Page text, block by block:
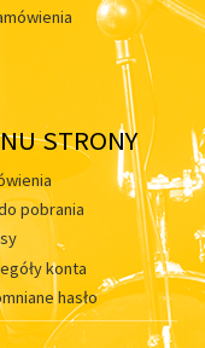
STRONY
pobrania
konta
hasło